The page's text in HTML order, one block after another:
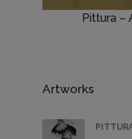
Pittura –
Artworks